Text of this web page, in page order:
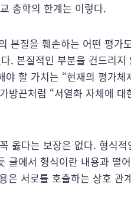
총학의 한계는 이렇다.
본질을 훼손하는 어떤 평가
. 본질적인 부분을 건드리
할 가치는 “현재의 평가
방끈처럼 “서열화 자체에
옳다는 보장은 없다. 형식
글에서 형식이란 내용과
은 서로를 호출하는 상호 관